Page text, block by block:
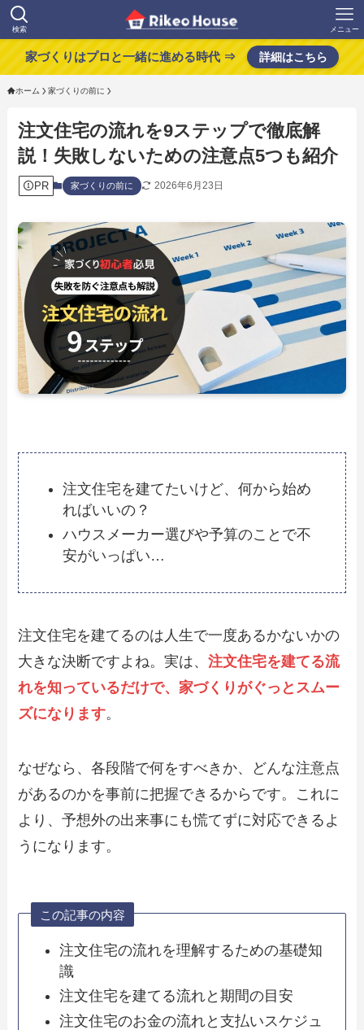
検索 メニュー
家づくりはプロと一緒に進める時代 ⇒ 詳細はこちら
ホーム 家づくりの前に
注文住宅の流れを9ステップで徹底解
説！失敗しないための注意点5つも紹介
PR 家づくりの前に 2026年6月23日
注文住宅を建てたいけど、何から始め
ればいいの？
ハウスメーカー選びや予算のことで不
安がいっぱい…
注文住宅を建てるのは人生で一度あるかないかの
大きな決断ですよね。実は、注文住宅を建てる流
れを知っているだけで、家づくりがぐっとスムー
ズになります。
なぜなら、各段階で何をすべきか、どんな注意点
があるのかを事前に把握できるからです。これに
より、予想外の出来事にも慌てずに対応できるよ
うになります。
この記事の内容
注文住宅の流れを理解するための基礎知
識
注文住宅を建てる流れと期間の目安
注文住宅のお金の流れと支払いスケジュ